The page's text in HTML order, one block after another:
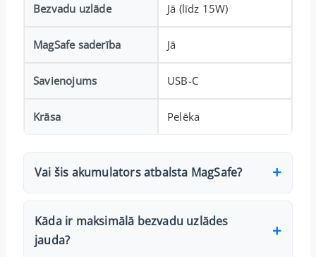
Bezvadu uzlāde Jā (līdz 15W)
MagSafe saderība Jā
Savienojums USB-C
Krāsa Pelēka
Vai šis akumulators atbalsta MagSafe?
Kāda ir maksimālā bezvadu uzlādes
jauda?